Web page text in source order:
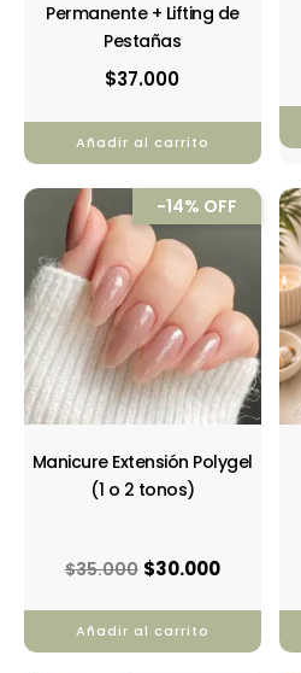
Permanente + Lifting de
Pestañas
$37.000
Añadir al carrito
-14% OFF
Manicure Extensión Polygel
(1 o 2 tonos)
$35.000
precio
original
era:
$35.000.
$30.000
El
precio
actual
es:
$30.000.
Añadir al carrito